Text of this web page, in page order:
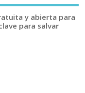
y abierta para
para salvar